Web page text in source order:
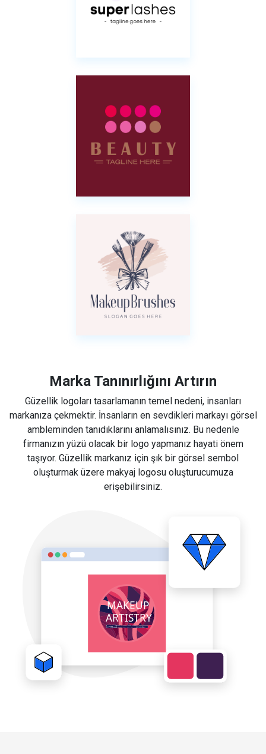
Marka Tanınırlığını Artırın
Güzellik logoları tasarlamanın temel nedeni, insanları
markanıza çekmektir. İnsanların en sevdikleri markayı görsel
ambleminden tanıdıklarını anlamalısınız. Bu nedenle
firmanızın yüzü olacak bir logo yapmanız hayati önem
taşıyor. Güzellik markanız için şık bir görsel sembol
oluşturmak üzere makyaj logosu oluşturucumuza
erişebilirsiniz.